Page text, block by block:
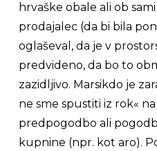
hrvaške obale ali ob
prodajalec (da bi bila
oglaševal, da je v
predvideno, da bo to
zazidljivo. Marsikdo je
ne sme spustiti iz rok«
predpogodbo ali
kupnine (npr. kot aro).